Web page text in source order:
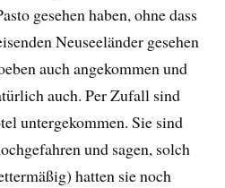
gesehen haben, ohne dass
Neuseeländer gesehen
auch angekommen und
auch. Per Zufall sind
untergekommen. Sie sind
und sagen, solch
hatten sie noch